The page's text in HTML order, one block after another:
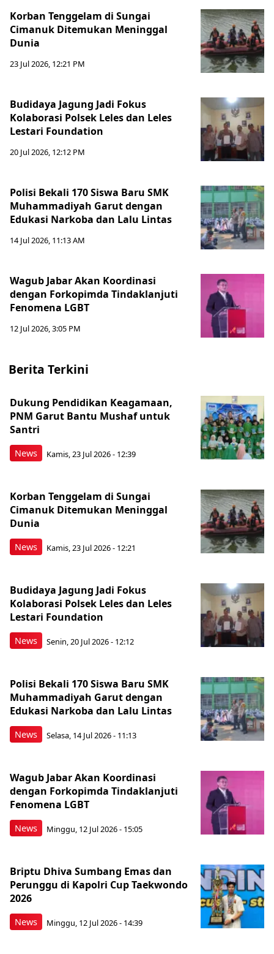
Korban Tenggelam di Sungai
Cimanuk Ditemukan Meninggal
Dunia
23 Jul 2026, 12:21 PM
Budidaya Jagung Jadi Fokus
Kolaborasi Polsek Leles dan Leles
Lestari Foundation
20 Jul 2026, 12:12 PM
Polisi Bekali 170 Siswa Baru SMK
Muhammadiyah Garut dengan
Edukasi Narkoba dan Lalu Lintas
14 Jul 2026, 11:13 AM
Wagub Jabar Akan Koordinasi
dengan Forkopimda Tindaklanjuti
Fenomena LGBT
12 Jul 2026, 3:05 PM
Berita Terkini
News
Dukung Pendidikan Keagamaan,
PNM Garut Bantu Mushaf untuk
Santri
Kamis, 23 Jul 2026 - 12:39
News
Korban Tenggelam di Sungai
Cimanuk Ditemukan Meninggal
Dunia
Kamis, 23 Jul 2026 - 12:21
News
Budidaya Jagung Jadi Fokus
Kolaborasi Polsek Leles dan Leles
Lestari Foundation
Senin, 20 Jul 2026 - 12:12
News
Polisi Bekali 170 Siswa Baru SMK
Muhammadiyah Garut dengan
Edukasi Narkoba dan Lalu Lintas
Selasa, 14 Jul 2026 - 11:13
News
Wagub Jabar Akan Koordinasi
dengan Forkopimda Tindaklanjuti
Fenomena LGBT
Minggu, 12 Jul 2026 - 15:05
News
Briptu Dhiva Sumbang Emas dan
Perunggu di Kapolri Cup Taekwondo
2026
Minggu, 12 Jul 2026 - 14:39